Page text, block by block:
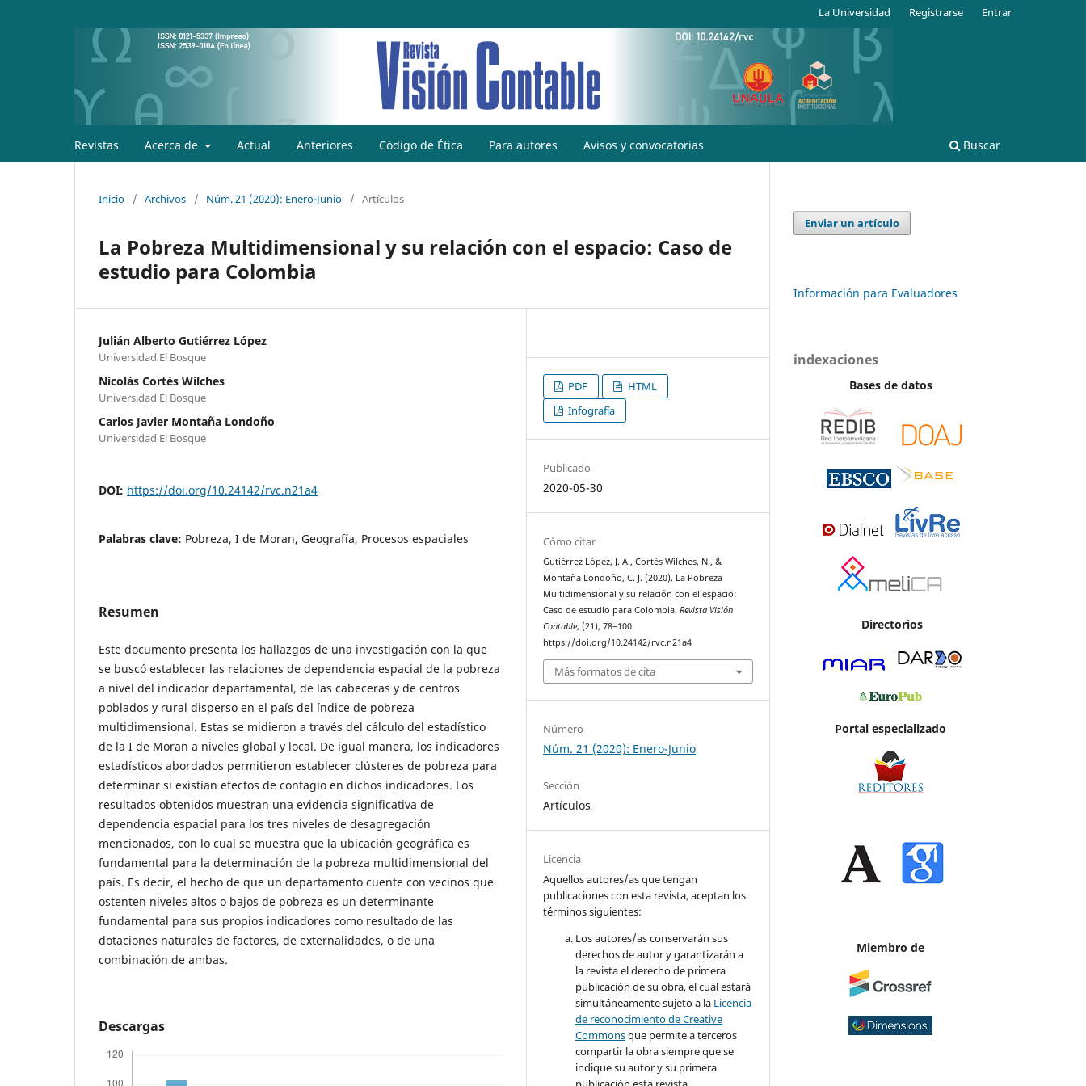
Revistas Acerca de Actual Anteriores Código de Ética Para autores Avisos y convocatorias Buscar
La Universidad Registrarse Entrar
Inicio / Archivos / Núm. 21 (2020): Enero-Junio / Artículos
La Pobreza Multidimensional y su relación con el espacio: Caso de
estudio para Colombia
Julián Alberto Gutiérrez López
Universidad El Bosque
Nicolás Cortés Wilches
Universidad El Bosque
Carlos Javier Montaña Londoño
Universidad El Bosque
DOI: https://doi.org/10.24142/rvc.n21a4
Palabras clave: Pobreza, I de Moran, Geografía, Procesos espaciales
Resumen
Este documento presenta los hallazgos de una investigación con la que
se buscó establecer las relaciones de dependencia espacial de la pobreza
a nivel del indicador departamental, de las cabeceras y de centros
poblados y rural disperso en el país del índice de pobreza
multidimensional. Estas se midieron a través del cálculo del estadístico
de la I de Moran a niveles global y local. De igual manera, los indicadores
estadísticos abordados permitieron establecer clústeres de pobreza para
determinar si existían efectos de contagio en dichos indicadores. Los
resultados obtenidos muestran una evidencia significativa de
dependencia espacial para los tres niveles de desagregación
mencionados, con lo cual se muestra que la ubicación geográfica es
fundamental para la determinación de la pobreza multidimensional del
país. Es decir, el hecho de que un departamento cuente con vecinos que
ostenten niveles altos o bajos de pobreza es un determinante
fundamental para sus propios indicadores como resultado de las
dotaciones naturales de factores, de externalidades, o de una
combinación de ambas.
Descargas
PDF
HTML
Infografía
Publicado
2020-05-30
Cómo citar
Gutiérrez López, J. A., Cortés Wilches, N., &
Montaña Londoño, C. J. (2020). La Pobreza
Multidimensional y su relación con el espacio:
Caso de estudio para Colombia.Revista Visión
Contable, (21), 78–100.
https://doi.org/10.24142/rvc.n21a4
Más formatos de cita
Número
Núm. 21 (2020): Enero-Junio
Sección
Artículos
Licencia
Aquellos autores/as que tengan
publicaciones con esta revista, aceptan los
términos siguientes:
Los autores/as conservarán sus
derechos de autor y garantizarán a
la revista el derecho de primera
publicación de su obra, el cuál estará
simultáneamente sujeto a la Licencia
de reconocimiento de Creative
Commonsque permite a terceros
compartir la obra siempre que se
indique su autor y su primera
Enviar un artículo
Información para Evaluadores
indexaciones
Bases de datos
Directorios
Portal especializado
Miembro de